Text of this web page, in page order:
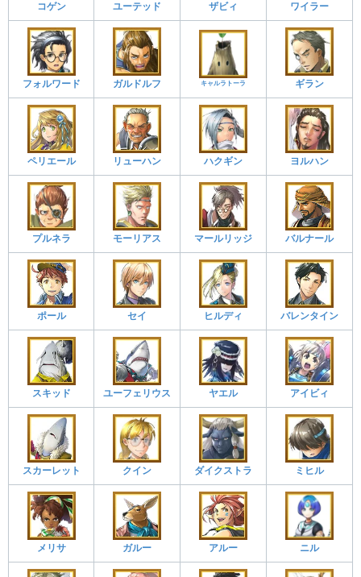
コゲン ユーテッド ザビィ ワイラー
フォルワード ガルドルフ キャルラトーラ ギラン
ペリエール リューハン ハクギン ヨルハン
プルネラ モーリアス マールリッジ バルナール
ポール セイ ヒルディ バレンタイン
スキッド ユーフェリウス ヤエル アイビィ
スカーレット クイン ダイクストラ ミヒル
メリサ ガルー アルー ニル